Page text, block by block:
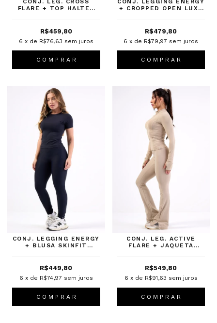
CONJ. LEG. CROSS
FLARE + TOP HALTER
R$459,80
6 x de R$76,63 sem juros
C O M P R A R
CONJ. LEGGING ENERGY
+ CROPPED OPEN LUXE
R$479,80
6 x de R$79,97 sem juros
C O M P R A R
CONJ. LEGGING ENERGY
+ BLUSA SKINFIT
R$449,80
6 x de R$74,97 sem juros
C O M P R A R
CONJ. LEG. ACTIVE
FLARE + JAQUETA
R$549,80
6 x de R$91,63 sem juros
C O M P R A R